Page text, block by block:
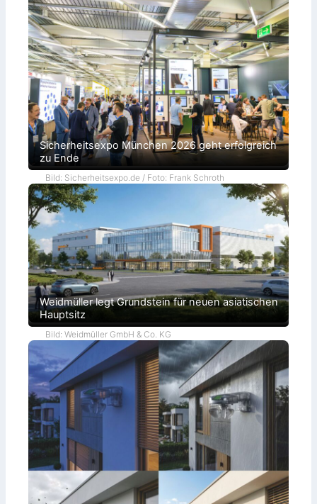
Sicherheitsexpo München 2026 geht erfolgreich
zu Ende
Bild: Sicherheitsexpo.de / Foto: Frank Schroth
Weidmüller legt Grundstein für neuen asiatischen
Hauptsitz
Bild: Weidmüller GmbH & Co. KG